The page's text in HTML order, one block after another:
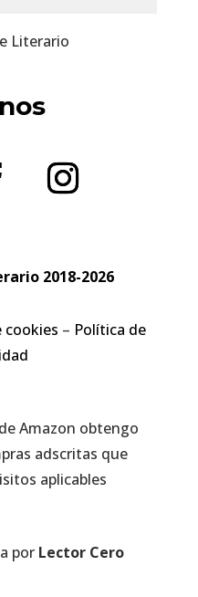
2018-2026
cookies – Política de
Amazon obtengo
adscritas que
aplicables
por Lector Cero